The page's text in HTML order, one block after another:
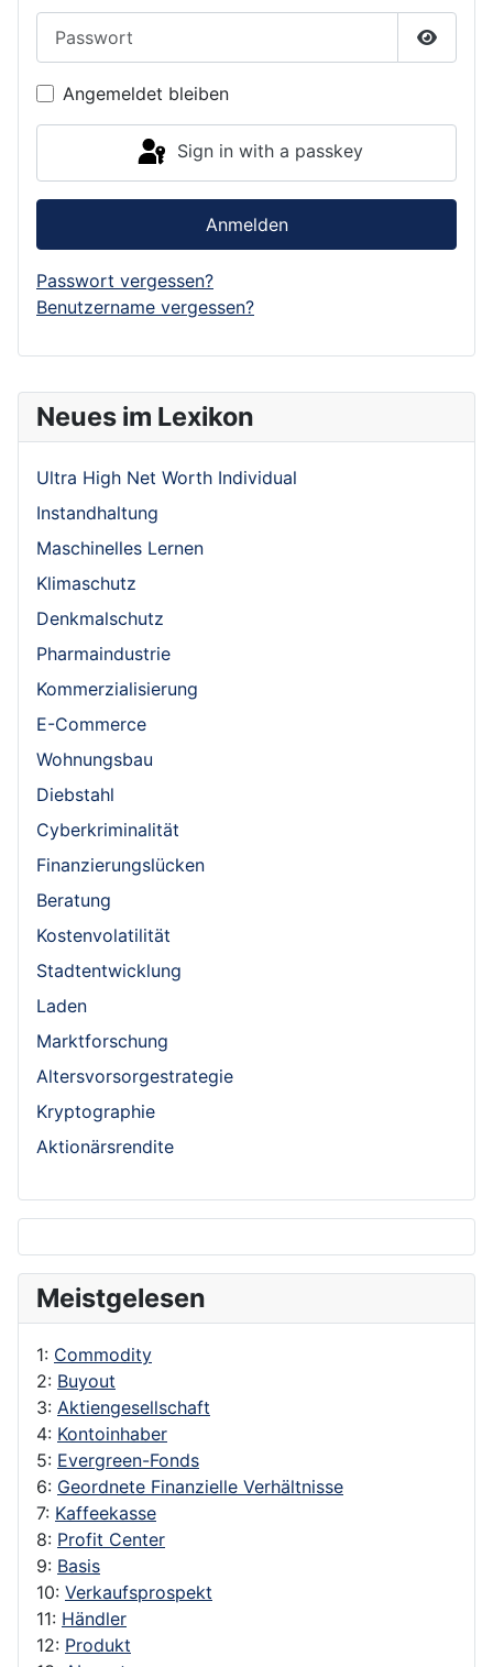
Neues im Lexikon
Ultra High Net Worth Individual
Instandhaltung
Maschinelles Lernen
Klimaschutz
Denkmalschutz
Pharmaindustrie
Kommerzialisierung
E-Commerce
Wohnungsbau
Diebstahl
Cyberkriminalität
Finanzierungslücken
Beratung
Kostenvolatilität
Stadtentwicklung
Laden
Marktforschung
Altersvorsorgestrategie
Kryptographie
Aktionärsrendite
Meistgelesen
1: Commodity
2: Buyout
3: Aktiengesellschaft
4: Kontoinhaber
5: Evergreen-Fonds
6: Geordnete Finanzielle Verhältnisse
7: Kaffeekasse
8: Profit Center
9: Basis
10: Verkaufsprospekt
11: Händler
12: Produkt
Show
Angemeldet bleiben
Sign in with a passkey
Anmelden
Passwort vergessen?
Benutzername vergessen?